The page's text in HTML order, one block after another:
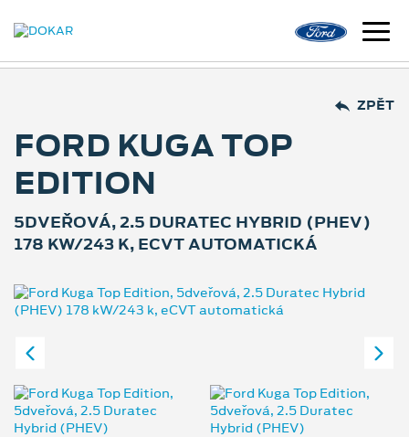
ZPĚT
FORD KUGA TOP
EDITION
5DVEŘOVÁ, 2.5 DURATEC HYBRID (PHEV)
178 KW/243 K, ECVT AUTOMATICKÁ